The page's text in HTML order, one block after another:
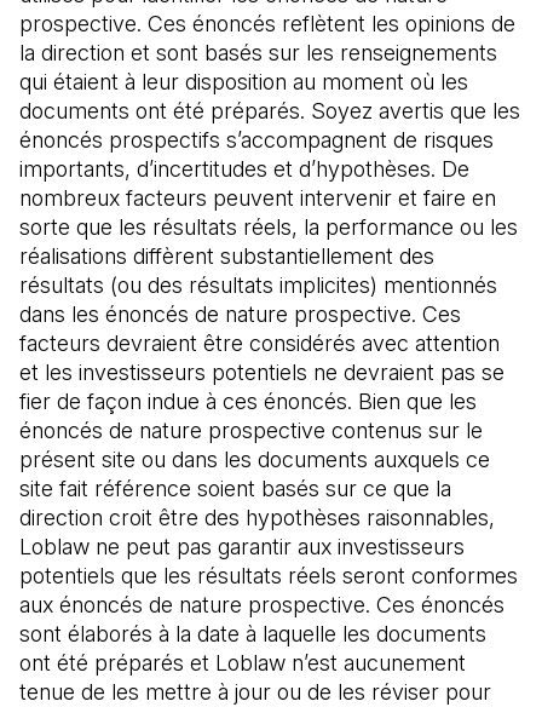
prospective. Ces énoncés reflètent les opinions de
la direction et sont basés sur les renseignements
qui étaient à leur disposition au moment où les
documents ont été préparés. Soyez avertis que les
énoncés prospectifs s’accompagnent de risques
importants, d’incertitudes et d’hypothèses. De
nombreux facteurs peuvent intervenir et faire en
sorte que les résultats réels, la performance ou les
réalisations diffèrent substantiellement des
résultats (ou des résultats implicites) mentionnés
dans les énoncés de nature prospective. Ces
facteurs devraient être considérés avec attention
et les investisseurs potentiels ne devraient pas se
fier de façon indue à ces énoncés. Bien que les
énoncés de nature prospective contenus sur le
présent site ou dans les documents auxquels ce
site fait référence soient basés sur ce que la
direction croit être des hypothèses raisonnables,
Loblaw ne peut pas garantir aux investisseurs
potentiels que les résultats réels seront conformes
aux énoncés de nature prospective. Ces énoncés
sont élaborés à la date à laquelle les documents
ont été préparés et Loblaw n’est aucunement
tenue de les mettre à jour ou de les réviser pour